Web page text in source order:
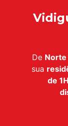
De Norte
sua
de 1H